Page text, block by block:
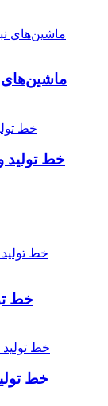
ماشین‌های
خط تولید
خط
خط